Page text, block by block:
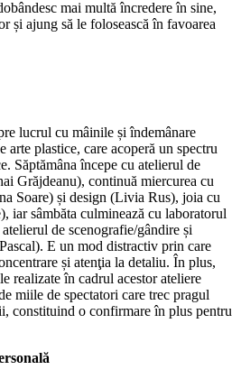
mai multă încredere în sine,
și ajung să le folosească în favoarea
lucrul cu mâinile și îndemânare
arte plastice, care acoperă un spectru
Săptămâna începe cu atelierul de
Grăjdeanu), continuă miercurea cu
Soare) și design (Livia Rus), joia cu
iar sâmbăta culminează cu laboratorul
de scenografie/gândire și
E un mod distractiv prin care
și atenţia la detaliu. În plus,
realizate în cadrul acestor ateliere
miile de spectatori care trec pragul
constituind o confirmare în plus pentru